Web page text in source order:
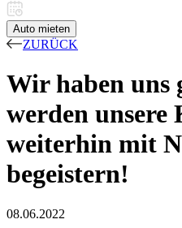
Auto mieten
ZURÜCK
Wir haben uns
werden unsere
weiterhin mit
begeistern!
08.06.2022